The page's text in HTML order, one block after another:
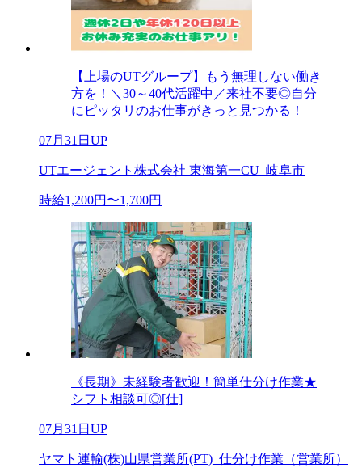
【上場のUTグループ】もう無理しない働き
方を！＼30～40代活躍中／来社不要◎自分
にピッタリのお仕事がきっと見つかる！
07月31日UP
UTエージェント株式会社 東海第一CU_岐阜市
時給1,200円〜1,700円
《長期》未経験者歓迎！簡単仕分け作業★
シフト相談可◎[仕]
07月31日UP
ヤマト運輸(株)山県営業所(PT)_仕分け作業（営業所）